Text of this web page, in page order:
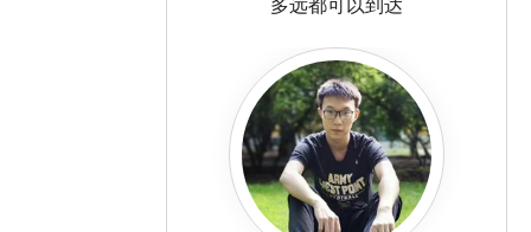
多远都可以到达